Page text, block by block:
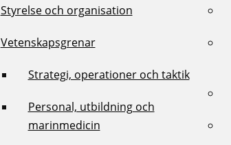
Styrelse och organisation
Vetenskapsgrenar
Strategi, operationer och taktik
Personal, utbildning och
marinmedicin